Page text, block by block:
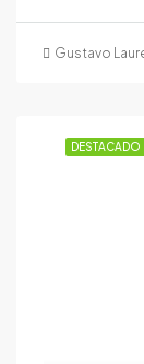
Gustavo
DESTACADO